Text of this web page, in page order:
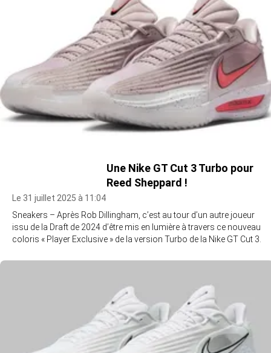
Une Nike GT Cut 3 Turbo pour
Reed Sheppard !
Le 31 juillet 2025 à 11:04
Sneakers – Après Rob Dillingham, c’est au tour d’un autre joueur
issu de la Draft de 2024 d’être mis en lumière à travers ce nouveau
coloris « Player Exclusive » de la version Turbo de la Nike GT Cut 3.